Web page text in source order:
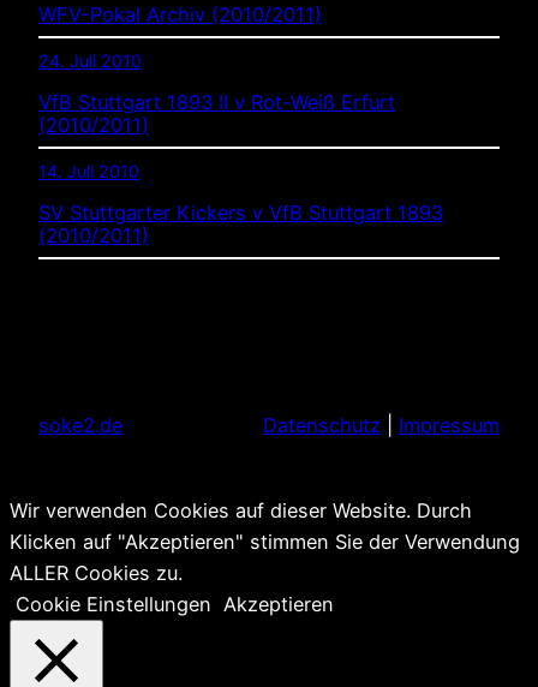
WFV-Pokal Archiv (2010/2011)
24. Juli 2010
VfB Stuttgart 1893 II v Rot-Weiß Erfurt
(2010/2011)
14. Juli 2010
SV Stuttgarter Kickers v VfB Stuttgart 1893
(2010/2011)
soke2.de Datenschutz Impressum
Wir verwenden Cookies auf dieser Website. Durch
Klicken auf "Akzeptieren" stimmen Sie der Verwendung
ALLER Cookies zu.
Cookie Einstellungen Akzeptieren